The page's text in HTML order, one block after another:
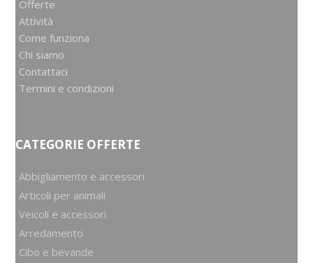
Offerte
Attività
Come funziona
Chi siamo
Contattaci
Termini e condizioni
CATEGORIE OFFERTE
Abbigliamento e accessori
Articoli per animali
Veicoli e accessori
Arredamento
Cibo e bevande